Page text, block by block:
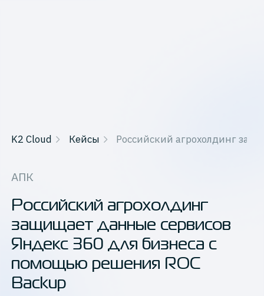
K2 Cloud Кейсы Российский агрохолдинг
АПК
Российский агрохолдинг
защищает данные сервисов
Яндекс 360 для бизнеса с
помощью решения ROC
Backup